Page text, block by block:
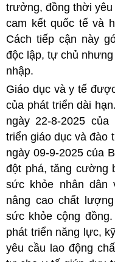
trưởng, đồng thời
cam kết quốc tế và
Cách tiếp cận này
độc lập, tự chủ
nhập.
Giáo dục và y tế
của phát triển dài
ngày 22-8-2025
triển giáo dục và đào
ngày 09-9-2025 của
đột phá, tăng cường
sức khỏe nhân dân
nâng cao chất
sức khỏe cộng
phát triển năng lực,
yêu cầu lao động